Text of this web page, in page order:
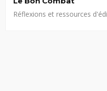
Réflexions et ressources